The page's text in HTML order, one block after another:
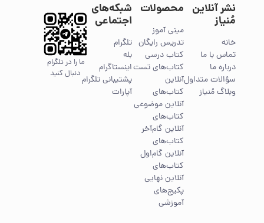
نشر آنلاین
مُنیاز
خانه
تماس با ما
درباره ما
سؤالات متداول
وبلاگ مُنیاز
محصولات
مینی آموز
تدریس رایگان
کتاب درسی
کتاب‌های تست
آنلاین
کتاب‌های
آنلاین موضوعی
کتاب‌های
آنلاین گام‌آخر
کتاب‌های
آنلاین گام‌اول
کتاب‌های
آنلاین نهایی
پکیج‌های
آموزشی
شبکه‌های
اجتماعی
تلگرام
بله
اینستاگرام
پشتیبانی تلگرام
آپارات
ما را در تلگرام
دنبال کنید